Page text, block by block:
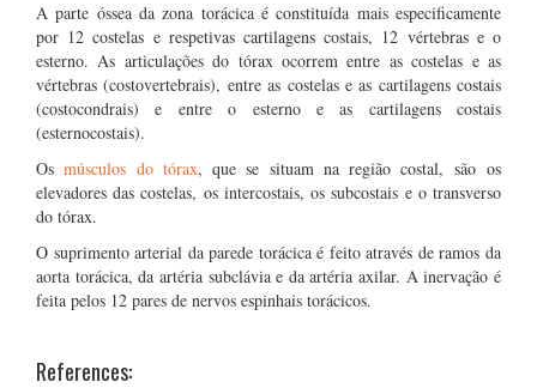
A parte óssea da zona torácica é constituída mais especificamente
por 12 costelas e respetivas cartilagens costais, 12 vértebras e o
esterno. As articulações do tórax ocorrem entre as costelas e as
vértebras (costovertebrais), entre as costelas e as cartilagens costais
(costocondrais) e entre o esterno e as cartilagens costais
(esternocostais).
Osmúsculos do tórax, que se situam na região costal, são os
elevadores das costelas, os intercostais, os subcostais e o transverso
do tórax.
O suprimento arterial da parede torácica é feito através de ramos da
aorta torácica, da artéria subclávia e da artéria axilar. A inervação é
feita pelos 12 pares de nervos espinhais torácicos.
References: